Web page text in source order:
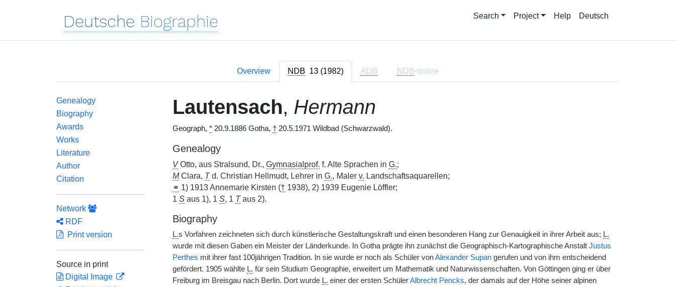
Deutsche Biographie Search Project Help Deutsch
Overview NDB 13 (1982) ADB NDB-online
Genealogy
Biography
Awards
Works
Literature
Author
Citation
Network
RDF
Print version
Source in print
Digital Image
Lautensach, Hermann
Geograph, *20.9.1886 Gotha, †20.5.1971 Wildbad (Schwarzwald).
Genealogy
VOtto, aus Stralsund, Dr., Gymnasialprof. f. Alte Sprachen in G.;
MClara, Td. Christian Hellmudt, Lehrer in G., Maler v. Landschaftsaquarellen;
⚭ 1) 1913 Annemarie Kirsten († 1938), 2) 1939 Eugenie Löffler;
1 Saus 1), 1 S, 1 Taus 2).
Biography
L.s Vorfahren zeichneten sich durch künstlerische Gestaltungskraft und einen besonderen Hang zur Genauigkeit in ihrer Arbeit aus; L.
wurde mit diesen Gaben ein Meister der Länderkunde. In Gotha prägte ihn zunächst die Geographisch-Kartographische Anstalt Justus
Perthes mit ihrer fast 100jährigen Tradition. In sie wurde er noch als Schüler vonAlexander Supangerufen und von ihm entscheidend
gefördert. 1905 wählte L. für sein Studium Geographie, erweitert um Mathematik und Naturwissenschaften. Von Göttingen ging er über
Freiburg im Breisgau nach Berlin. Dort wurde L. einer der ersten SchülerAlbrecht Pencks, der damals auf der Höhe seiner alpinen